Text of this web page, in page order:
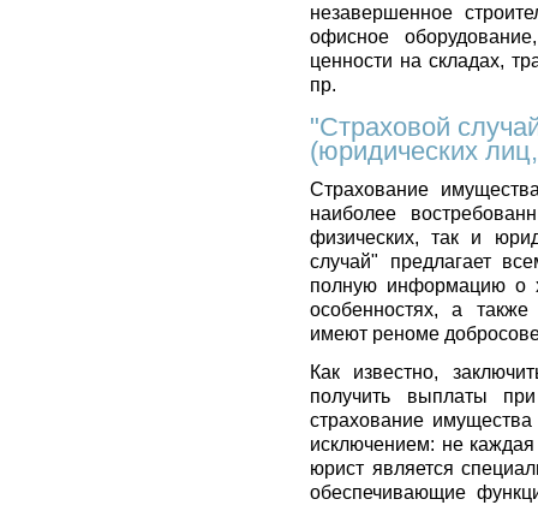
незавершенное
офисное
ценности на складах,
пр.
"Страховой
(юридических
Страхование
наиболее
физических, так и
случай" предлагает
полную информацию о
особенностях, а
имеют реноме
Как известно,
получить выплаты
страхование
исключением: не
юрист является
обеспечивающие